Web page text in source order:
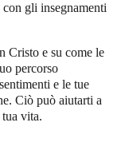
gli insegnamenti
Cristo e su come le
percorso
e le tue
Ciò può aiutarti a
vita.